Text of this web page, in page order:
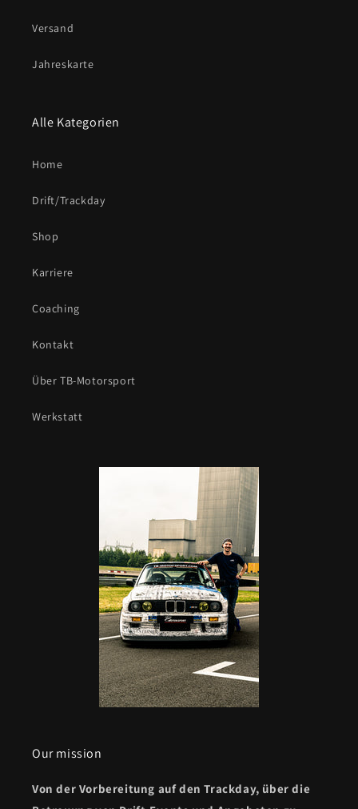
Versand
Jahreskarte
Alle Kategorien
Home
Drift/Trackday
Shop
Karriere
Coaching
Kontakt
Über TB-Motorsport
Werkstatt
Our mission
Von der Vorbereitung auf den Trackday, über die